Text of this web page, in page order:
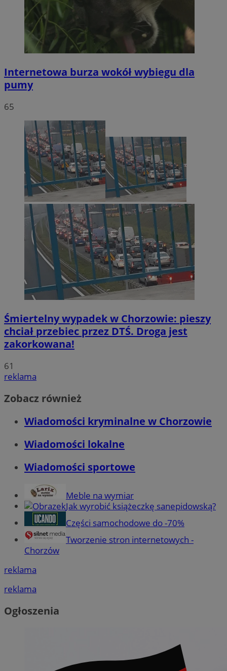
Internetowa burza wokół wybiegu dla
pumy
65
Śmiertelny wypadek w Chorzowie: pieszy
chciał przebiec przez DTŚ. Droga jest
zakorkowana!
61
reklama
Zobacz również
Wiadomości kryminalne w Chorzowie
Wiadomości lokalne
Wiadomości sportowe
Meble na wymiar
Jak wyrobić książeczkę sanepidowską?
Części samochodowe do -70%
Tworzenie stron internetowych -
Chorzów
reklama
reklama
Ogłoszenia